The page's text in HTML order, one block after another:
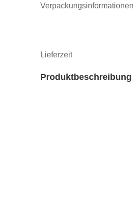
Verpackungsinformationen
Lieferzeit
Produktbeschreibung